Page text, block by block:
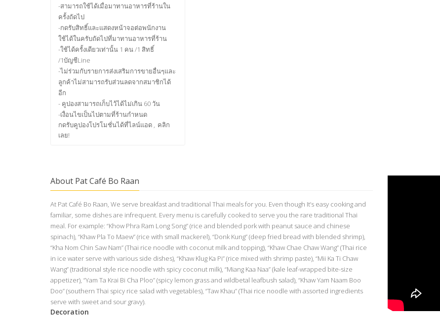
-สามารถใช้ได้เมื่อมาทานอาหารที่ร้านใน
ครั้งถัดไป
-กดรับสิทธิ์และแสดงหน้าจอต่อพนักงาน
ใช้ได้ในครับถัดไปที่มาทานอาหารที่ร้าน
-ใช้ได้ครั้งเดียวเท่านั้น 1 คน /1 สิทธิ์
/1บัญชีLine
-ไม่ร่วมกับรายการส่งเสริมการขายอื่นๆและ
ลูกค้าไม่สามารถรับส่วนลดจากสมาชิกได้
อีก
- คูปองสามารถเก็บไว้ได้ไม่เกิน 60 วัน
-เงื่อนไขเป็นไปตามที่ร้านกำหนด
กดรับคูปองโปรโมชั่นได้ที่ไลน์แอด
คลิก
เลย!
About Pat Café Bo Raan
At Pat Café Bo Raan, We serve breakfast and traditional Thai meals for you. Even though It’s easy cooking and
familiar, some dishes are infrequent. Every menu is carefully cooked to serve you the rare traditional Thai
meal. For example: “Khow Phra Ram Long Song” (rice and blended pork with peanut sauce and chinese
spinach), “Khaw Pla To Maew” (rice with small mackerel), “Donk Kung” (deep fried bread with blended shrimp),
“Kha Nom Chin Saw Nam” (Thai rice noodle with coconut milk and topping), “Khaw Chae Chaw Wang” (Thai rice
in ice water serve with various side dishes), “Khaw Klug Ka Pi” (rice mixed with shrimp paste), “Mii Ka Ti Chaw
Wang” (traditional style rice noodle with spicy coconut milk), “Miang Kaa Naa” (kale leaf-wrapped bite-size
appetizer), “Yam Ta Krai Bi Cha Ploo” (spicy lemon grass and wildbetal leafbush salad), “Khaw Yam Naam Boo
Doo” (southern Thai spicy rice salad with vegetables), “Taw Khau” (Thai rice noodle with assorted ingredients
serve with sweet and sour gravy).
Decoration